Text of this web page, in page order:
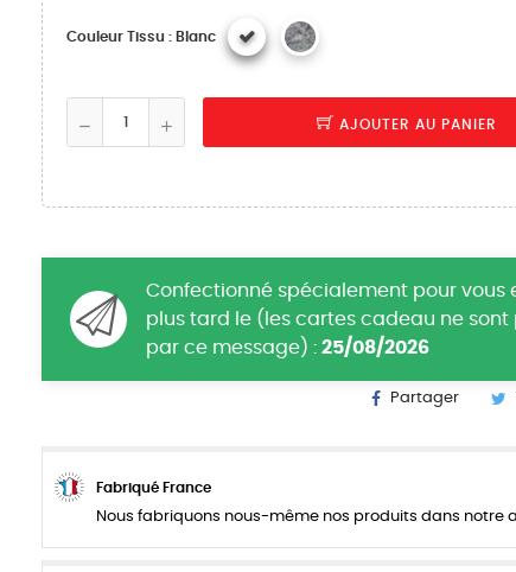
Couleur Tissu : Blanc
AJOUTER AU PANIER
Confectionné spécialement pour vous
plus tard le (les cartes cadeau ne sont
par ce message) : 25/08/2026
Partager
Fabriqué France
Nous fabriquons nous-même nos produits dans notre